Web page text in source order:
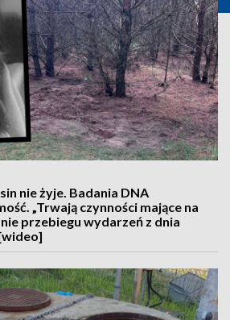
nie żyje. Badania DNA
„Trwają czynności mające na
przebiegu wydarzeń z dnia